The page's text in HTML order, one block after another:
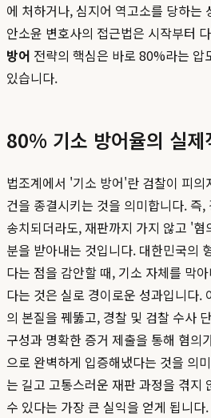
에 처하거나, 심지어 역고소를 당하는
안소윤 변호사의 접근법은 시작부터
방어 전략의 핵심은 바로 80%라는 압
있습니다.
80% 기소 방어율의 실제
법조계에서 '기소 방어'란 검찰이 피
건을 종결시키는 것을 의미합니다. 즉
송치되더라도, 재판까지 가지 않고 '
분을 받아내는 것입니다. 대한민국의
다는 점을 감안할 때, 기소 자체를 막
다는 것은 실로 경이로운 성과입니다.
의 본질을 꿰뚫고, 경찰 및 검찰 수사
구성과 명확한 증거 제출을 통해 혐의
으로 완벽하게 입증해냈다는 것을 의
는 길고 고통스러운 재판 과정을 겪지
수 있다는 가장 큰 실익을 얻게 됩니다.